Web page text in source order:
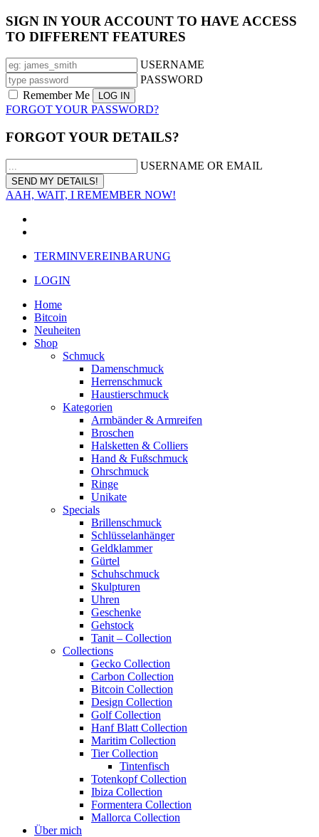
SIGN IN YOUR ACCOUNT TO HAVE ACCESS
TO DIFFERENT FEATURES
USERNAME
PASSWORD
Remember Me
FORGOT YOUR PASSWORD?
FORGOT YOUR DETAILS?
USERNAME OR EMAIL
AAH, WAIT, I REMEMBER NOW!
TERMINVEREINBARUNG
LOGIN
Home
Bitcoin
Neuheiten
Shop
Schmuck
Damenschmuck
Herrenschmuck
Haustierschmuck
Kategorien
Armbänder & Armreifen
Broschen
Halsketten & Colliers
Hand & Fußschmuck
Ohrschmuck
Ringe
Unikate
Specials
Brillenschmuck
Schlüsselanhänger
Geldklammer
Gürtel
Schuhschmuck
Skulpturen
Uhren
Geschenke
Gehstock
Tanit – Collection
Collections
Gecko Collection
Carbon Collection
Bitcoin Collection
Design Collection
Golf Collection
Hanf Blatt Collection
Maritim Collection
Tier Collection
Tintenfisch
Totenkopf Collection
Ibiza Collection
Formentera Collection
Mallorca Collection
Über mich